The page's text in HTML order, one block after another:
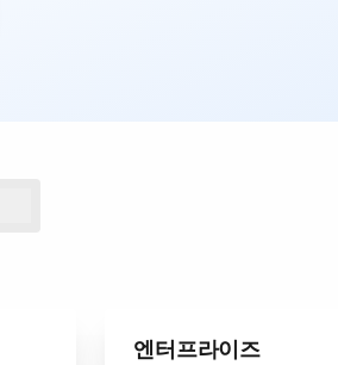
엔터프라이즈